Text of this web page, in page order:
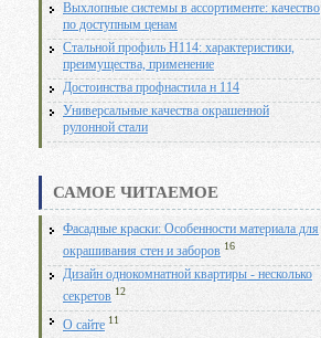
Выхлопные системы в ассортименте: качество
по доступным ценам
Стальной профиль Н114: характеристики,
преимущества, применение
Достоинства профнастила н 114
Универсальные качества окрашенной
рулонной стали
САМОЕ ЧИТАЕМОЕ
Фасадные краски: Особенности материала для
окрашивания стен и заборов 16
Дизайн однокомнатной квартиры - несколько
секретов 12
О сайте 11